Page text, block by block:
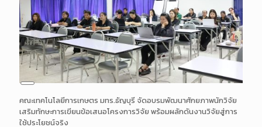
Long
Description
คณะเทคโนโลยีการเกษตร มทร.ธัญบุรี จัดอบรมพัฒนาศักยภาพนักวิจัย
เสริมทักษะการเขียนข้อเสนอโครงการวิจัย พร้อมผลักดันงานวิจัยสู่การ
ใช้ประโยชน์จริง